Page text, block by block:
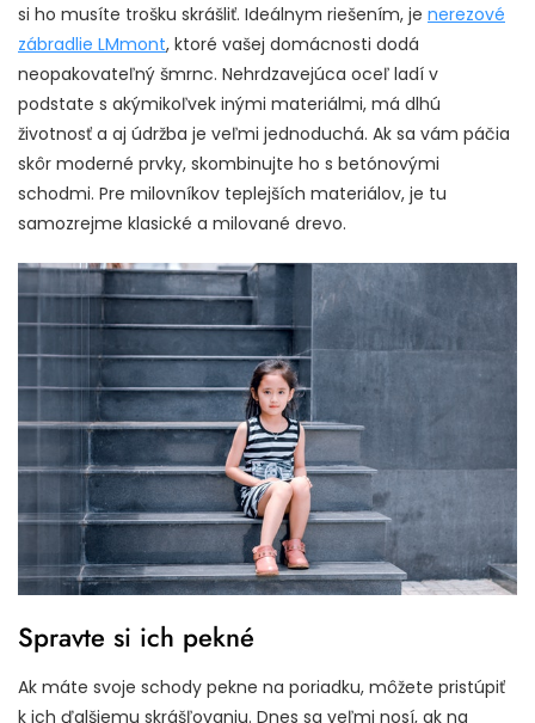
si ho musíte trošku skrášliť. Ideálnym riešením, je nerezové
zábradlie LMmont, ktoré vašej domácnosti dodá
neopakovateľný šmrnc. Nehrdzavejúca oceľ ladí v
podstate s akýmikoľvek inými materiálmi, má dlhú
životnosť a aj údržba je veľmi jednoduchá. Ak sa vám páčia
skôr moderné prvky, skombinujte ho s betónovými
schodmi. Pre milovníkov teplejších materiálov, je tu
samozrejme klasické a milované drevo.
Spravte si ich pekné
Ak máte svoje schody pekne na poriadku, môžete pristúpiť
k ich ďalšiemu skrášľovaniu. Dnes sa veľmi nosí, ak na